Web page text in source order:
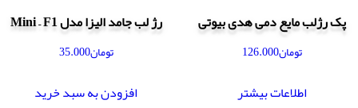
پک رژلب مایع دمی هدی بیوتی
تومان126.000
اطلاعات بیشتر
رژ لب جامد الیزا مدل Mini – F1
تومان35.000
افزودن به سبد خرید